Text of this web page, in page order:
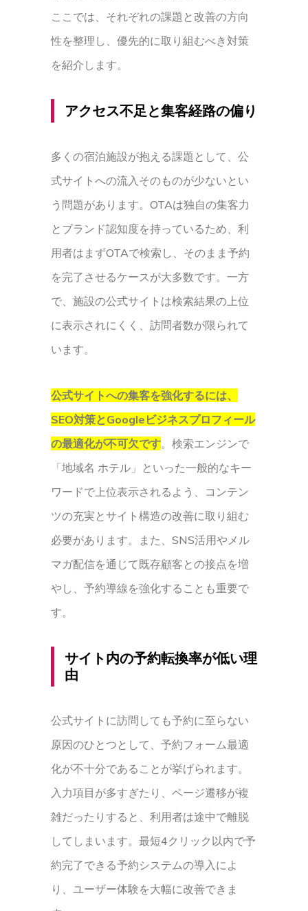
ここでは、それぞれの課題と改善の方向
性を整理し、優先的に取り組むべき対策
を紹介します。
アクセス不足と集客経路の偏り
多くの宿泊施設が抱える課題として、公
式サイトへの流入そのものが少ないとい
う問題があります。OTAは独自の集客力
とブランド認知度を持っているため、利
用者はまずOTAで検索し、そのまま予約
を完了させるケースが大多数です。一方
で、施設の公式サイトは検索結果の上位
に表示されにくく、訪問者数が限られて
います。
公式サイトへの集客を強化するには、
SEO対策とGoogleビジネスプロフィール
の最適化が不可欠です。検索エンジンで
「地域名 ホテル」といった一般的なキー
ワードで上位表示されるよう、コンテン
ツの充実とサイト構造の改善に取り組む
必要があります。また、SNS活用やメル
マガ配信を通じて既存顧客との接点を増
やし、予約導線を強化することも重要で
す。
サイト内の予約転換率が低い理
由
公式サイトに訪問しても予約に至らない
原因のひとつとして、予約フォーム最適
化が不十分であることが挙げられます。
入力項目が多すぎたり、ページ遷移が複
雑だったりすると、利用者は途中で離脱
してしまいます。最短4クリック以内で予
約完了できる予約システムの導入によ
り、ユーザー体験を大幅に改善できま